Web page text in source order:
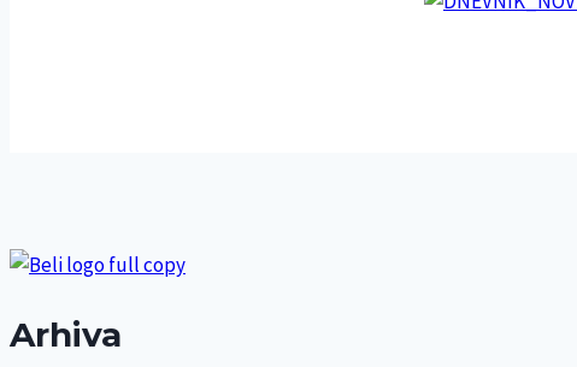
Arhiva